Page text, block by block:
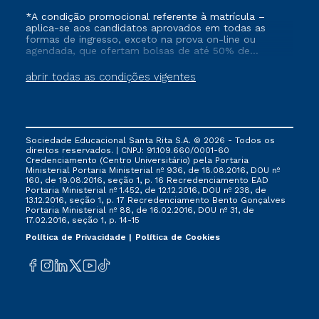
abrir todas as condições vigentes
*A condição promocional referente à matrícula –
aplica-se aos candidatos aprovados em todas as
formas de ingresso, exceto na prova on-line ou
agendada, que ofertam bolsas de até 50% de
que ainda não tenham efetivado e/ou não tenham
cancelado ou trancado sua matrícula em uma das
FIES, Prouni e outros programas governamentais, e
não se acumula com nenhuma outra campanha
ofertada pela Instituição.
Sociedade Educacional Santa Rita S.A. © 2026 - Todos os
direitos reservados. | CNPJ: 91.109.660/0001-60
Credenciamento (Centro Universitário) pela Portaria
Ministerial Portaria Ministerial nº 936, de 18.08.2016, DOU nº
160, de 19.08.2016, seção 1, p. 16 Recredenciamento EAD
Portaria Ministerial nº 1.452, de 12.12.2016, DOU nº 238, de
13.12.2016, seção 1, p. 17 Recredenciamento Bento Gonçalves
Portaria Ministerial nº 88, de 16.02.2016, DOU nº 31, de
17.02.2016, seção 1, p. 14-15
Política de Privacidade
Política de Cookies